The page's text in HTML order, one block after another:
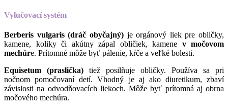
Vylučovací systém
Berberis vulgaris (dráč obyčajný) je orgánový liek pre obličky,
kamene, koliky či akútny zápal obličiek, kamene v močovom
mechúre. Prítomné môže byť pálenie, kŕče a veľké bolesti.
Equisetum (praslička) tiež posilňuje obličky. Používa sa pri
nočnom pomočovaní detí. Vhodný je aj ako diuretikum, zbaví
závislosti na odvodňovacích liekoch. Môže byť prítomná aj obrna
močového mechúra.